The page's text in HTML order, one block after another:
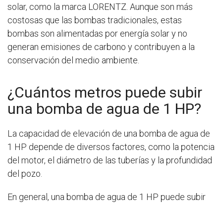
solar, como la marca LORENTZ. Aunque son más
costosas que las bombas tradicionales, estas
bombas son alimentadas por energía solar y no
generan emisiones de carbono y contribuyen a la
conservación del medio ambiente.
¿Cuántos metros puede subir
una bomba de agua de 1 HP?
La capacidad de elevación de una bomba de agua de
1 HP depende de diversos factores, como la potencia
del motor, el diámetro de las tuberías y la profundidad
del pozo.
En general, una bomba de agua de 1 HP puede subir